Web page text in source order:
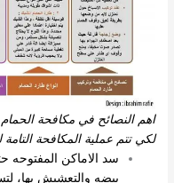
اهم النصائح في مكافحة
لكي تتم عملية المكافحة التامة
سد الاماكن المفتوحه
بيضه والتعشيش بها،